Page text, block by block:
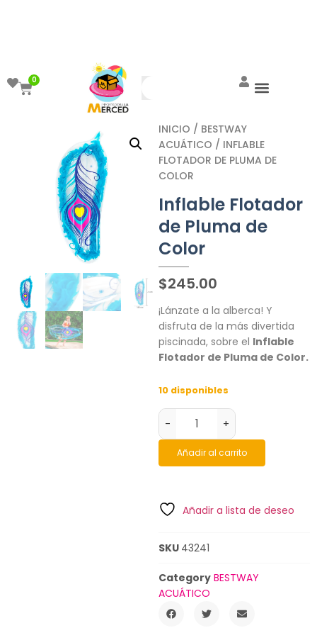
0
INICIO / BESTWAY
ACUÁTICO / INFLABLE
FLOTADOR DE PLUMA DE
COLOR
Inflable Flotador
de Pluma de
Color
$245.00
¡Lánzate a la alberca! Y
disfruta de la más divertida
piscinada, sobre el Inflable
Flotador de Pluma de Color.
10 disponibles
- +
Añadir al carrito
Añadir a lista de deseo
SKU 43241
Category BESTWAY
ACUÁTICO